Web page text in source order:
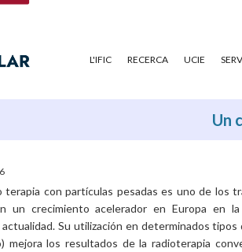
L'IFIC RECERCA UCIE
Un
terapia con partículas pesadas es uno de los
un crecimiento acelerador en Europa en
Su utilización en determinados tipos
mejora los resultados de la radioterapia